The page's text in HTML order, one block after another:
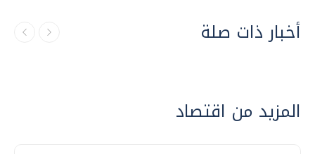
أخبار ذات صلة
المزيد من اقتصاد